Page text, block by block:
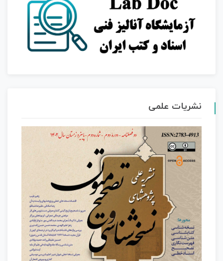
نشریات علمی